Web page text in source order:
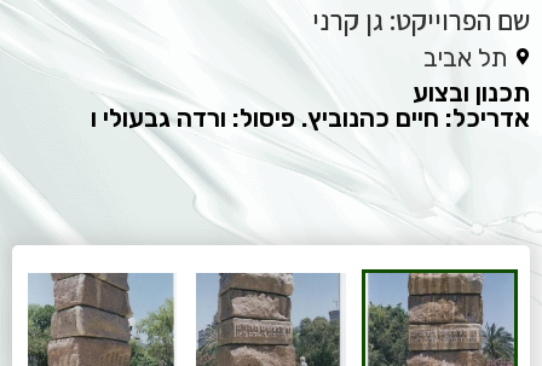
שם הפרוייקט: גן קרני
תל אביב
תכנון ובצוע
אדריכל: חיים כהנוביץ. פיסול: ורדה גבעולי ו